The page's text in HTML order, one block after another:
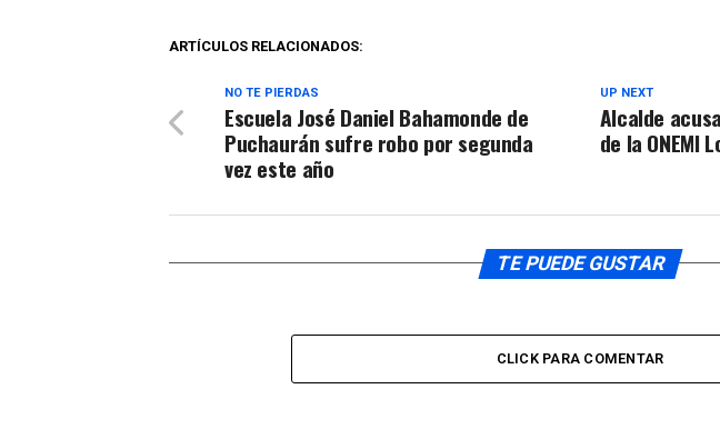
ARTÍCULOS RELACIONADOS:
UP NEXT
Alcalde
de la ONEMI
NO TE PIERDAS
Escuela José Daniel Bahamonde de
Puchaurán sufre robo por segunda
vez este año
TE PUEDE GUSTAR
CLICK PARA COMENTAR